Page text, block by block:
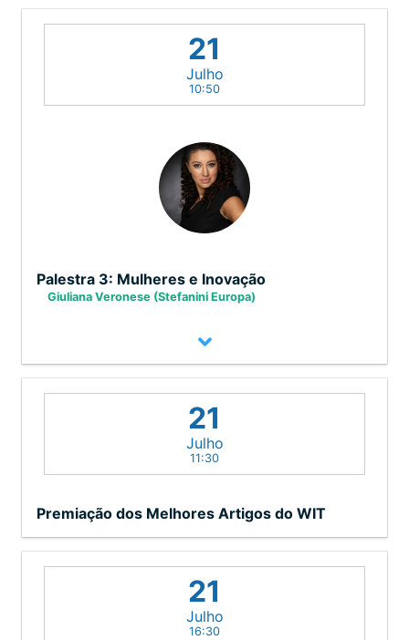
Palestra 3: Mulheres e Inovação
Giuliana Veronese (Stefanini Europa)
21
Julho
10:50
Chair: Rita Berardi
Sobre Giuliana Veronese (Stefanini
Europa)
Com uma equipe regional ela tem como
responsabilidade co-criar com
parceiros, colaboradores e clientes
estratégias e roadmaps para
transformação digital. Giuliana é
Premiação dos Melhores Artigos do WIT
21
Julho
11:30
21
Julho
16:30